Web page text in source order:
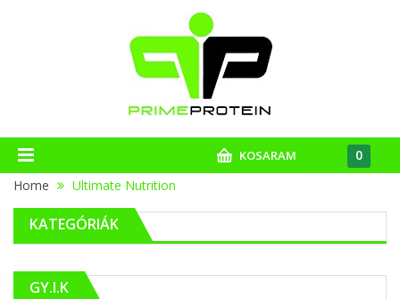
KOSARAM
0
Home
Ultimate Nutrition
KATEGÓRIÁK
GY.I.K